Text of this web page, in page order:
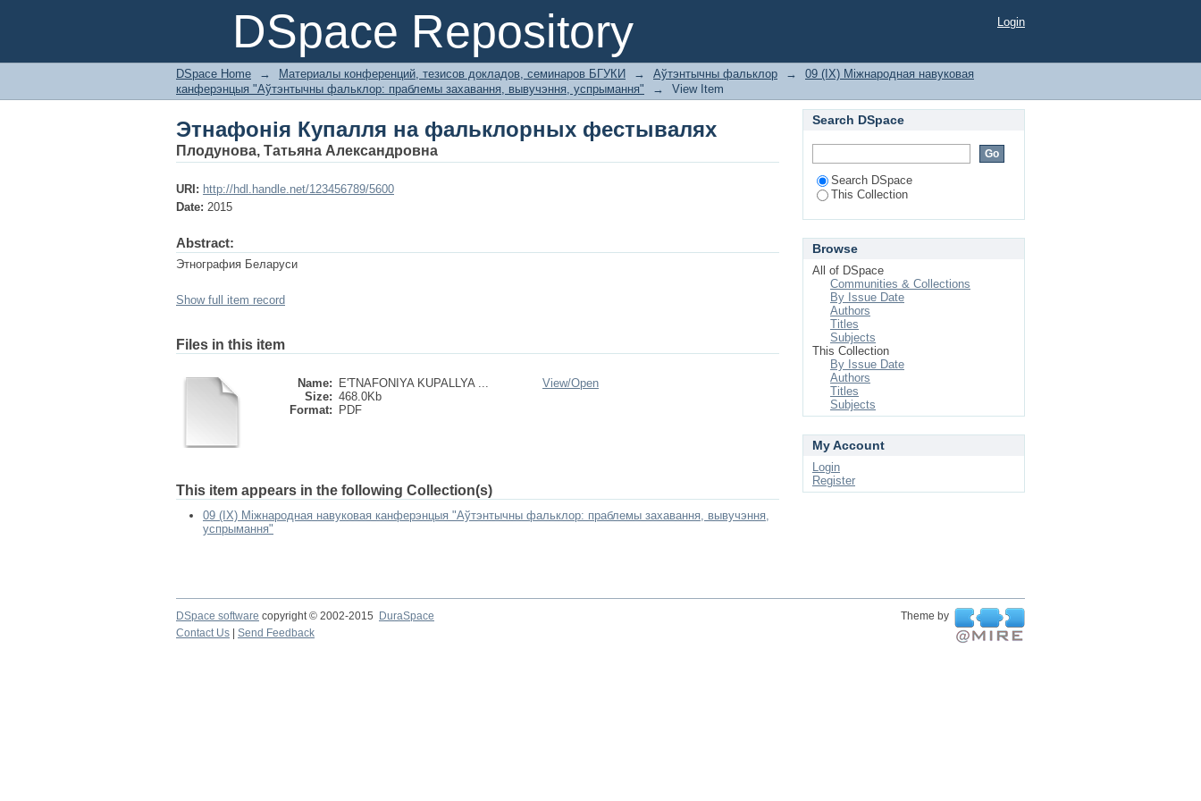
DSpace Repository
Этнафонія Купалля на фальклорных фестывалях Login
DSpace Home → Материалы конференций, тезисов докладов, семинаров БГУКИ → Аўтэнтычны фальклор →
09 (IX) Міжнародная навуковая
канферэнцыя "Аўтэнтычны фальклор: праблемы захавання, вывучэння, успрымання"
→ View Item
Этнафонія Купалля на фальклорных фестывалях
Плодунова, Татьяна Александровна
URI: http://hdl.handle.net/123456789/5600
Date: 2015
Abstract:
Этнография Беларуси
Show full item record
Files in this item
Name:
E'TNAFONІYA KUPALLYA ...
Size: 468.0Kb
Format:
PDF
View/Open
This item appears in the following Collection(s)
09 (IX) Міжнародная навуковая канферэнцыя "Аўтэнтычны фальклор: праблемы захавання, вывучэння,
успрымання"
Search DSpace
Search DSpace
This Collection
Browse
All of DSpace
Communities & Collections
By Issue Date
Authors
Titles
Subjects
This Collection
By Issue Date
Authors
Titles
Subjects
My Account
Login
Register
DSpace software copyright © 2002-2015 DuraSpace
Theme by
Contact Us
Send Feedback